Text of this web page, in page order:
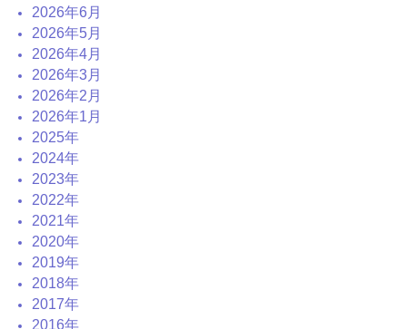
2026年6月
2026年5月
2026年4月
2026年3月
2026年2月
2026年1月
2025年
2024年
2023年
2022年
2021年
2020年
2019年
2018年
2017年
2016年